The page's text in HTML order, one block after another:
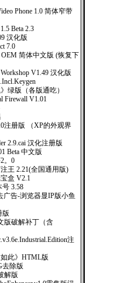
Phone 1.0 简体窄带
Beta 2.3
汉化版
7.0
OEM 简体中文版 (恢复下
V1.49 汉化版
绿版（各版通吃）
Firewall V1.01
注册版 （XP的外观界
2.9.cai 汉化注册版
Beta 中文版
。0
王 2.21(全国通用版)
盒 V2.1
3.58
广告-浏览器显IP版小鱼
版
版破解补丁（含
注
如此》HTML版
去除版
解版